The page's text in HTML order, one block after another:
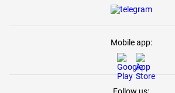
Mobile app: